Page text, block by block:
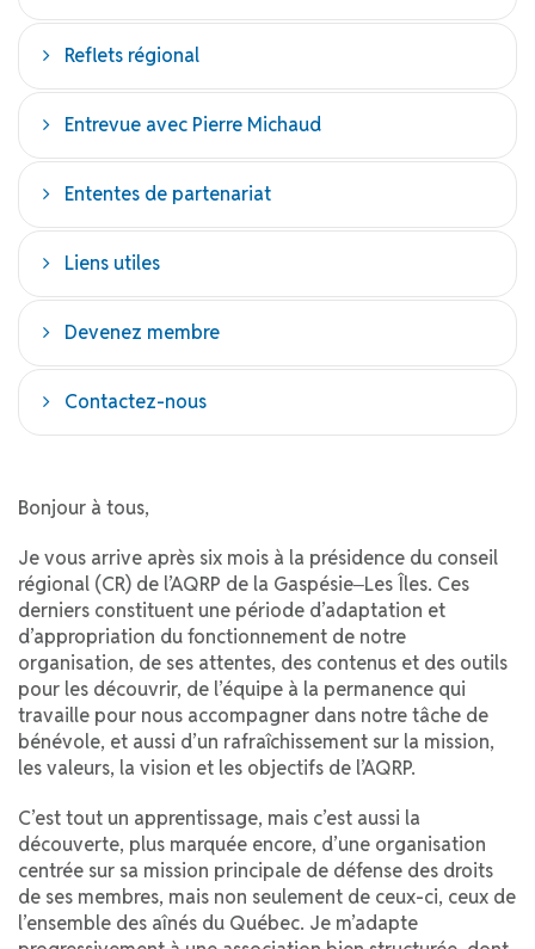
Reflets régional
Entrevue avec Pierre Michaud
Ententes de partenariat
Liens utiles
Devenez membre
Contactez-nous
Bonjour à tous,
Je vous arrive après six mois à la présidence du conseil
régional (CR) de l’AQRP de la Gaspésie‒Les Îles. Ces
derniers constituent une période d’adaptation et
d’appropriation du fonctionnement de notre
organisation, de ses attentes, des contenus et des outils
pour les découvrir, de l’équipe à la permanence qui
travaille pour nous accompagner dans notre tâche de
bénévole, et aussi d’un rafraîchissement sur la mission,
les valeurs, la vision et les objectifs de l’AQRP.
C’est tout un apprentissage, mais c’est aussi la
découverte, plus marquée encore, d’une organisation
centrée sur sa mission principale de défense des droits
de ses membres, mais non seulement de ceux-ci, ceux de
l’ensemble des aînés du Québec. Je m’adapte